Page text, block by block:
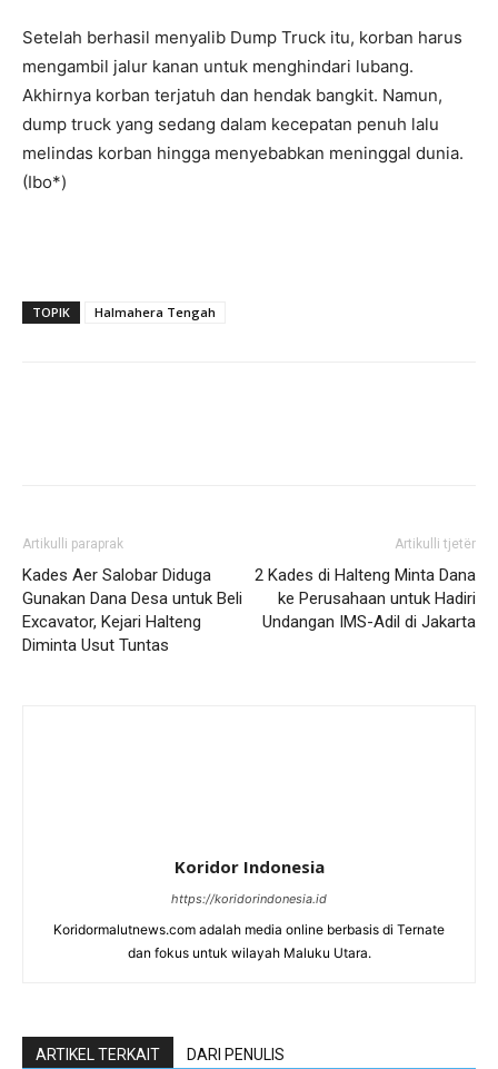
Setelah berhasil menyalib Dump Truck itu, korban harus
mengambil jalur kanan untuk menghindari lubang.
Akhirnya korban terjatuh dan hendak bangkit. Namun,
dump truck yang sedang dalam kecepatan penuh lalu
melindas korban hingga menyebabkan meninggal dunia.
(Ibo*)
TOPIK Halmahera Tengah
Artikulli paraprak
Kades Aer Salobar Diduga
Gunakan Dana Desa untuk Beli
Excavator, Kejari Halteng
Diminta Usut Tuntas
Artikulli tjetër
2 Kades di Halteng Minta Dana
ke Perusahaan untuk Hadiri
Undangan IMS-Adil di Jakarta
Koridor Indonesia
https://koridorindonesia.id
Koridormalutnews.com adalah media online berbasis di Ternate
dan fokus untuk wilayah Maluku Utara.
ARTIKEL TERKAIT DARI PENULIS